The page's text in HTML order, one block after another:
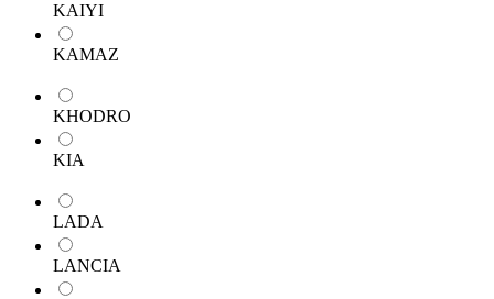
KAIYI
KAMAZ
KHODRO
KIA
LADA
LANCIA